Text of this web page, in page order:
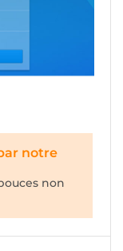
notre
non